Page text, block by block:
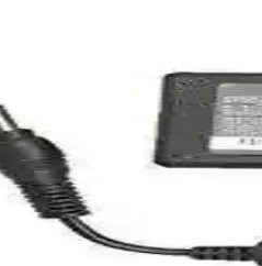
temel bilgisayar
İncelemesi:
hızlı SSD ile günlük kullanım ve
300W ATX Güç
300W ATX güç kaynağı, sessiz